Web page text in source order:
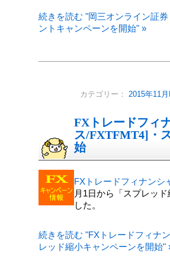
続きを読む "岡三オンライン証
ントキャンペーンを開始" »
カテゴリー： 2015年11
FXトレードフィ
ス/FXTFMT4]・
始
FXトレードフィナンシ
月1日から「スプレッ
した。
続きを読む "FXトレードフィナ
レッド縮小キャンペーンを開始"